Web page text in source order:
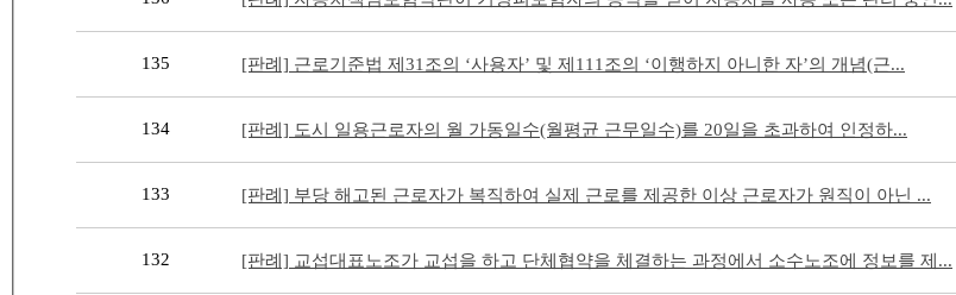
135 [판례] 근로기준법 제31조의 ‘사용자’ 및 제111조의 ‘이행하지 아니한 자’의 개념(근...
134 [판례] 도시 일용근로자의 월 가동일수(월평균 근무일수)를 20일을 초과하여 인정하...
133 [판례] 부당 해고된 근로자가 복직하여 실제 근로를 제공한 이상 근로자가 원직이 아닌 ...
132 [판례] 교섭대표노조가 교섭을 하고 단체협약을 체결하는 과정에서 소수노조에 정보를 제...